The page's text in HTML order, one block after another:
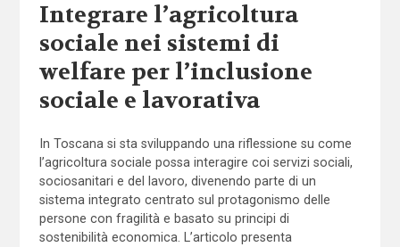
Integrare l’agricoltura
sociale nei sistemi di
welfare per l’inclusione
sociale e lavorativa
In Toscana si sta sviluppando una riflessione su come
l’agricoltura sociale possa interagire coi servizi sociali,
sociosanitari e del lavoro, divenendo parte di un
sistema integrato centrato sul protagonismo delle
persone con fragilità e basato su principi di
sostenibilità economica. L’articolo presenta